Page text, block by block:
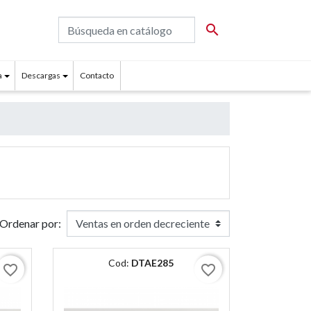

Descargas Contacto
Ordenar por:
favorite_border Cod: DTAE285 favorite_border